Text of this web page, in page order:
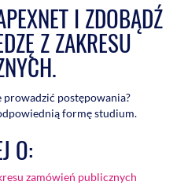
I ZDOBĄDŹ
Z ZAKRESU
prowadzić postępowania?
formę studium.
O:
zamówień publicznych